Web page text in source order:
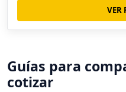
VER
Guías para
cotizar